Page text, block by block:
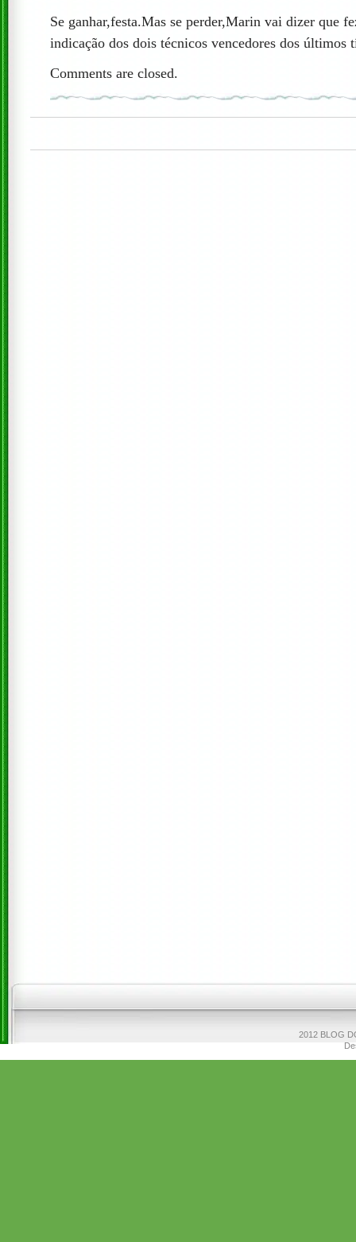
Se ganhar,festa.Mas se perder,Marin vai dizer que
indicação dos dois técnicos vencedores dos últimos
Comments are closed.
2012 BLOG